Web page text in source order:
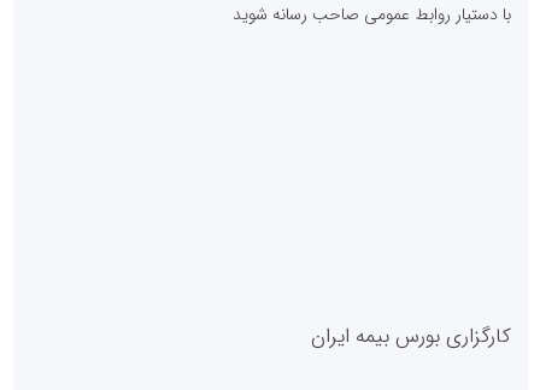
با دستیار روابط عمومی صاحب رسانه شوید
کارگزاری بورس بیمه ایران